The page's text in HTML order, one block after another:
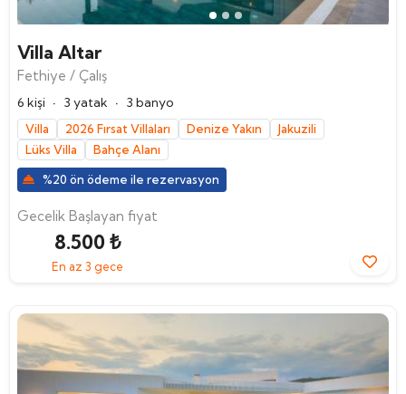
Villa Altar
Fethiye / Çalış
6 kişi · 3 yatak · 3 banyo
Villa 2026 Fırsat Villaları Denize Yakın
Jakuzili
Lüks Villa
Bahçe Alanı
%20 ön ödeme ile rezervasyon
Gecelik Başlayan fiyat
8.500 ₺
En az 3 gece